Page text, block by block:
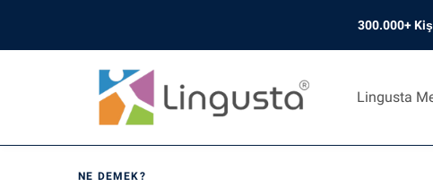
Lingusta
NE DEMEK?
300.000+